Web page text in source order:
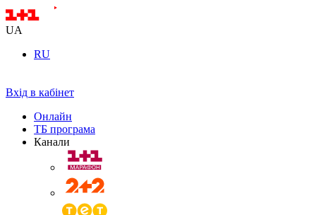
UA
RU
Вхід в кабінет
Онлайн
ТБ програма
Канали